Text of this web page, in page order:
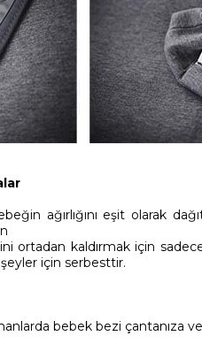
ağırlığını eşit olarak
ortadan kaldırmak için
için serbesttir.
bebek bezi çantanıza